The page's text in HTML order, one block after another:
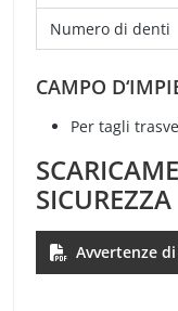
Numero di denti
CAMPO
Per tagli
SICUREZZA
Avvertenze